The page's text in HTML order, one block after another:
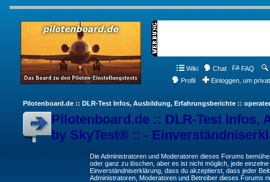
Wiki Chat FAQ
Profil
Einloggen, um
Pilotenboard.de :: DLR-Test Infos, Ausbildung, Erfahrungsberichte ::
Pilotenboard.de :: DLR-Test
by SkyTest® :: -
Die Administratoren und Moderatoren dieses Forums
oder ganz zu löschen, aber es ist nicht möglich, jede
Einverständniserklärung, dass du akzeptierst, dass jeder
Administratoren, Moderatoren und Betreiber dieses Forums